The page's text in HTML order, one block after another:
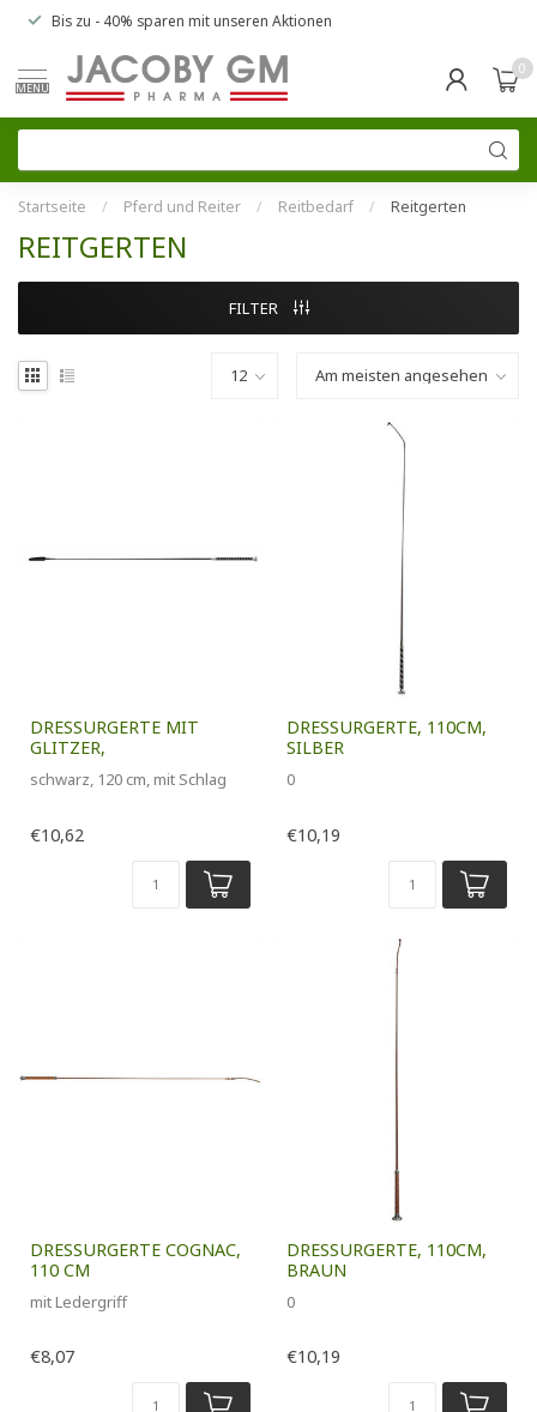
Bis zu - 40% sparen mit unseren Aktionen
MENU
0
Startseite / Pferd und Reiter / Reitbedarf / Reitgerten
REITGERTEN
FILTER
DRESSURGERTE MIT
GLITZER,
schwarz, 120 cm, mit Schlag
€10,62
DRESSURGERTE, 110CM,
SILBER
0
€10,19
DRESSURGERTE COGNAC,
110 CM
mit Ledergriff
€8,07
DRESSURGERTE, 110CM,
BRAUN
0
€10,19